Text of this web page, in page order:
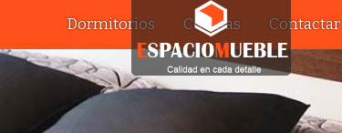
Dormitorios Cocinas Contactar